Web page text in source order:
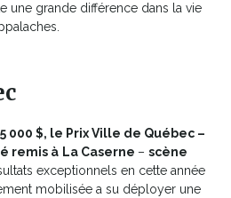
une grande différence dans la vie
000 $, le Prix Ville de Québec –
remis à La Caserne – scène
exceptionnels en cette année
mobilisée a su déployer une